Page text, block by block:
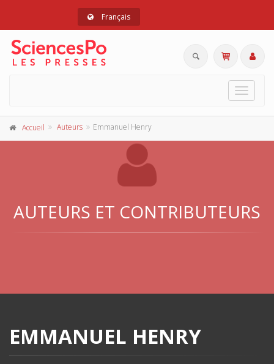
Français
Toggle
Accueil Auteurs Emmanuel Henry
AUTEURS ET CONTRIBUTEURS
EMMANUEL HENRY